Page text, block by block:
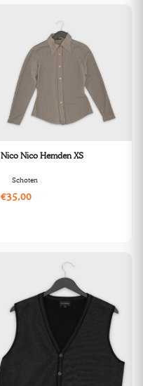
Nico Nico Hemden XS
Schoten
€35,00